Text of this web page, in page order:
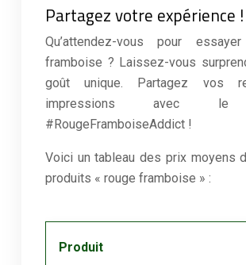
Partagez votre expérience !
Qu’attendez-vous pour
framboise ? Laissez-vous
goût unique. Partagez vos
impressions avec le
#RougeFramboiseAddict !
Voici un tableau des prix moyens
produits « rouge framboise » :
Produit